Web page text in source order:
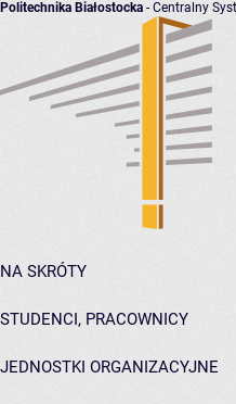
Politechnika Białostocka - Centralny
NA SKRÓTY
STUDENCI, PRACOWNICY
JEDNOSTKI ORGANIZACYJNE